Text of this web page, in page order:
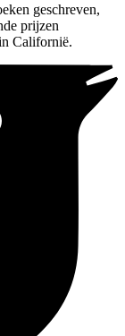
geschreven,
prijzen
Californië.